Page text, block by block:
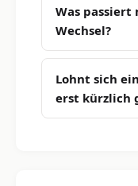
Was
Wechsel?
Lohnt sich
erst kürzlich